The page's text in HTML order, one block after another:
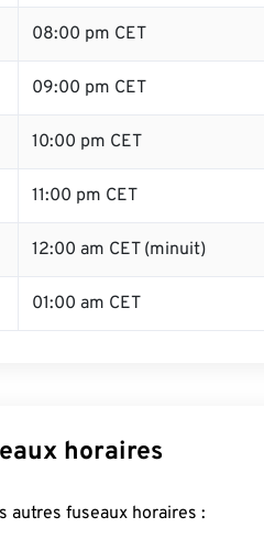
08:00 pm CET
09:00 pm CET
10:00 pm CET
11:00 pm CET
12:00 am CET (minuit)
01:00 am CET
horaires
autres fuseaux horaires :